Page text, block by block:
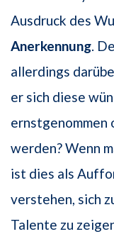
Ausdruck des
Anerkennung.
allerdings
er sich diese
ernstgenommen
werden? Wenn
ist dies als
verstehen, sich
Talente zu